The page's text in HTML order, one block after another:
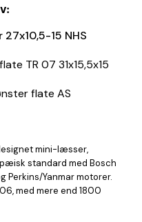
15 NHS
TR 07 31x15,5x15
flate AS
mini-læsser,
standard med Bosch
Perkins/Yanmar motorer.
med mere end 1800